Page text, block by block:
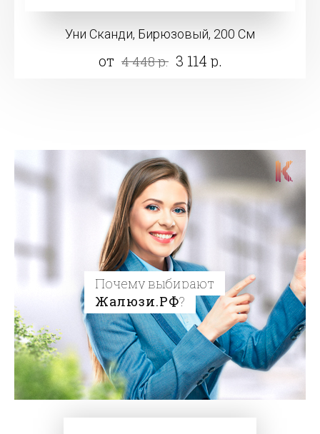
Уни Сканди, Бирюзовый, 200 См
от 4 448 р. 3 114 р.
Почему выбирают
Жалюзи.РФ?